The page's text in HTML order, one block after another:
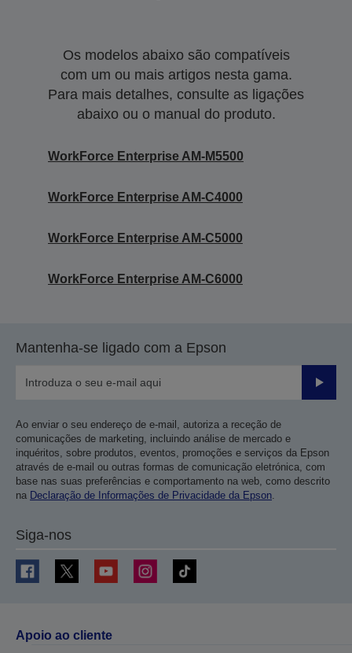
Os modelos abaixo são compatíveis
com um ou mais artigos nesta gama.
Para mais detalhes, consulte as ligações
abaixo ou o manual do produto.
WorkForce Enterprise AM-M5500
WorkForce Enterprise​ AM-C4000​
WorkForce Enterprise​ AM-C5000​
WorkForce Enterprise​ AM-C6000​
Mantenha-se ligado com a Epson
Enviar
Ao enviar o seu endereço de e-mail, autoriza a receção de
comunicações de marketing, incluindo análise de mercado e
inquéritos, sobre produtos, eventos, promoções e serviços da Epson
através de e-mail ou outras formas de comunicação eletrónica, com
base nas suas preferências e comportamento na web, como descrito
na Declaração de Informações de Privacidade da Epson.
Siga-nos
Apoio ao cliente